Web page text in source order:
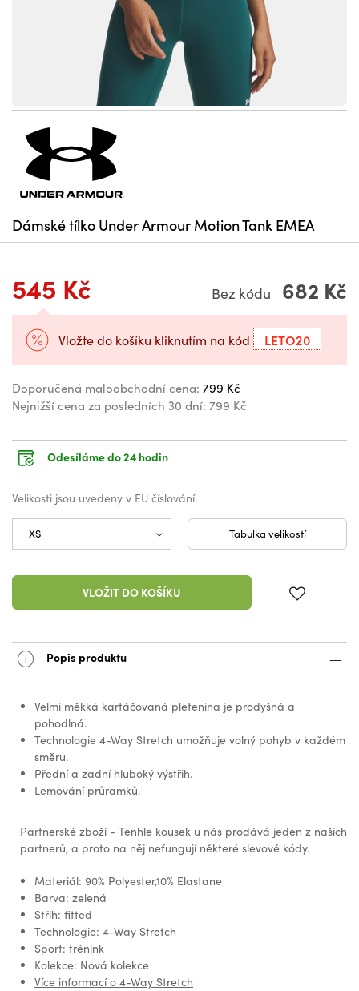
Dámské tílko Under Armour Motion Tank EMEA
545 Kč Bez kódu 682 Kč
Vložte do košíku kliknutím na kód LETO20
Doporučená maloobchodní cena: 799 Kč
Nejnižší cena za posledních 30 dní: 799 Kč
Odesíláme do 24 hodin
Velikosti jsou uvedeny v EU číslování.
Tabulka velikostí
VLOŽIT DO KOŠÍKU
Popis produktu
Velmi měkká kartáčovaná pletenina je prodyšná a
pohodlná.
Technologie 4-Way Stretch umožňuje volný pohyb v každém
směru.
Přední a zadní hluboký výstřih.
Lemování průramků.
Partnerské zboží - Tenhle kousek u nás prodává jeden z našich
partnerů, a proto na něj nefungují některé slevové kódy.
Materiál: 90% Polyester,10% Elastane
Barva: zelená
Střih: fitted
Technologie: 4-Way Stretch
Sport: trénink
Kolekce: Nová kolekce
Více informací o 4-Way Stretch